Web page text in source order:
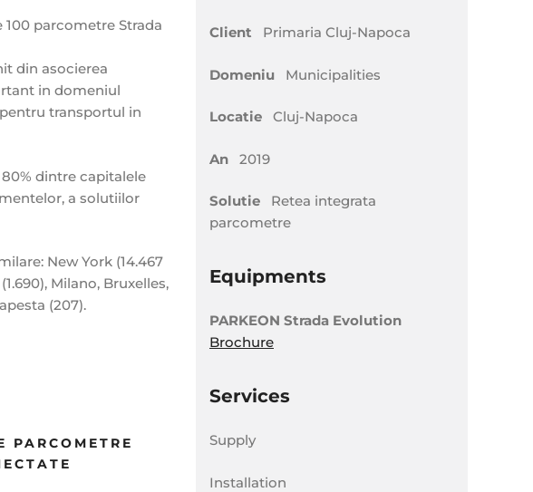
parcometre Strada
din asocierea
in domeniul
transportul in
dintre capitalele
a solutiilor
New York (14.467
Milano, Bruxelles,
(207).
Client Primaria Cluj-Napoca
Domeniu Municipalities
Locatie Cluj-Napoca
An 2019
Solutie Retea integrata
parcometre
Equipments
PARKEON Strada Evolution
Brochure
Services
Supply
Installation